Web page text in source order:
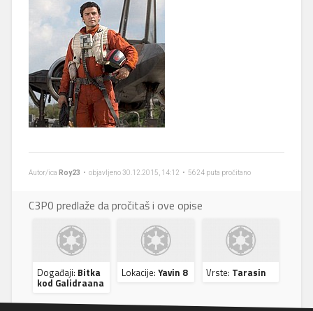
Autor/ica Roy23 • objavljeno 30.12.2015, 14:12 • 5624 puta pročitano
C3P0 predlaže da pročitaš i ove opise
Događaji: Bitka
kod Galidraana
Lokacije: Yavin 8 Vrste: Tarasin